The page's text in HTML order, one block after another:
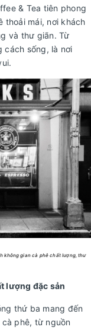
& Tea tiên phong
thoải mái, nơi khách
và thư giãn. Từ
cách sống, là nơi
không gian cà phê chất lượng, thư
lượng đặc sản
thứ ba mang đến
phê, từ nguồn